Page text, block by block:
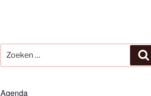
naar:
Agenda